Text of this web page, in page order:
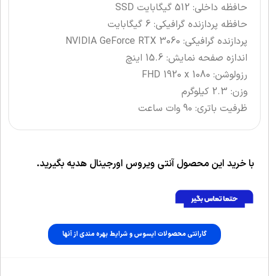
حافظه داخلی: 512 گیگابایت SSD
حافظه پردازنده گرافیکی: 6 گیگابایت
پردازنده گرافیکی: NVIDIA GeForce RTX 3060
اندازه صفحه نمایش: 15.6 اینچ
رزولوشن: FHD 1920 x 1080
وزن: 2.3 کیلوگرم
ظرفیت باتری: 90 وات ساعت
با خرید این محصول آنتی ویروس اورجینال هدیه بگیرید.
گارانتی محصولات ایسوس و شرایط بهره مندی از آنها